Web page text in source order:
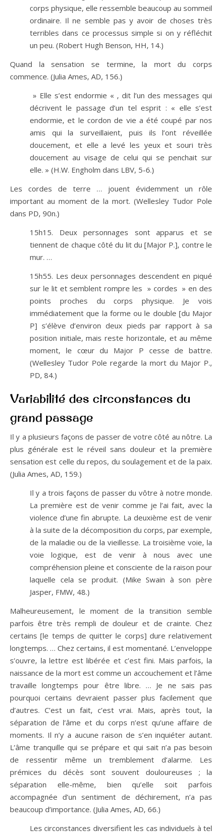
corps physique, elle ressemble beaucoup au sommeil
ordinaire. Il ne semble pas y avoir de choses très
terribles dans ce processus simple si on y réfléchit
un peu. (Robert Hugh Benson, HH, 14.)
Quand la sensation se termine, la mort du corps
commence. (Julia Ames, AD, 156.)
» Elle s’est endormie « , dit l’un des messages qui
décrivent le passage d’un tel esprit : « elle s’est
endormie, et le cordon de vie a été coupé par nos
amis qui la surveillaient, puis ils l’ont réveillée
doucement, et elle a levé les yeux et souri très
doucement au visage de celui qui se penchait sur
elle. » (H.W. Engholm dans LBV, 5-6.)
Les cordes de terre … jouent évidemment un rôle
important au moment de la mort. (Wellesley Tudor Pole
dans PD, 90n.)
15h15. Deux personnages sont apparus et se
tiennent de chaque côté du lit du [Major P.], contre le
mur. …
15h55. Les deux personnages descendent en piqué
sur le lit et semblent rompre les » cordes » en des
points proches du corps physique. Je vois
immédiatement que la forme ou le double [du Major
P] s’élève d’environ deux pieds par rapport à sa
position initiale, mais reste horizontale, et au même
moment, le cœur du Major P cesse de battre.
(Wellesley Tudor Pole regarde la mort du Major P.,
PD, 84.)
Variabilité des circonstances du
grand passage
Il y a plusieurs façons de passer de votre côté au nôtre. La
plus générale est le réveil sans douleur et la première
sensation est celle du repos, du soulagement et de la paix.
(Julia Ames, AD, 159.)
Il y a trois façons de passer du vôtre à notre monde.
La première est de venir comme je l’ai fait, avec la
violence d’une fin abrupte. La deuxième est de venir
à la suite de la décomposition du corps, par exemple,
de la maladie ou de la vieillesse. La troisième voie, la
voie logique, est de venir à nous avec une
compréhension pleine et consciente de la raison pour
laquelle cela se produit. (Mike Swain à son père
Jasper, FMW, 48.)
Malheureusement, le moment de la transition semble
parfois être très rempli de douleur et de crainte. Chez
certains [le temps de quitter le corps] dure relativement
longtemps. … Chez certains, il est momentané. L’enveloppe
s’ouvre, la lettre est libérée et c’est fini. Mais parfois, la
naissance de la mort est comme un accouchement et l’âme
travaille longtemps pour être libre. … Je ne sais pas
pourquoi certains devraient passer plus facilement que
d’autres. C’est un fait, c’est vrai. Mais, après tout, la
séparation de l’âme et du corps n’est qu’une affaire de
moments. Il n’y a aucune raison de s’en inquiéter autant.
L’âme tranquille qui se prépare et qui sait n’a pas besoin
de ressentir même un tremblement d’alarme. Les
prémices du décès sont souvent douloureuses ; la
séparation elle-même, bien qu’elle soit parfois
accompagnée d’un sentiment de déchirement, n’a pas
beaucoup d’importance. (Julia Ames, AD, 66.)
Les circonstances diversifient les cas individuels à tel